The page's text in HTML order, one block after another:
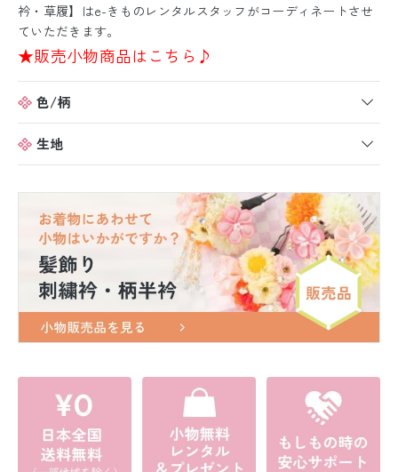
衿・草履】はe-きものレンタルスタッフがコーディネートさせ
ていただきます。
★販売小物商品はこちら♪
色/柄
生地